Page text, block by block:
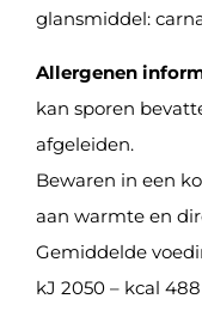
glansmiddel:
Allergenen
kan sporen
afgeleiden.
Bewaren in een
aan warmte en
Gemiddelde
kJ 2050 – kcal